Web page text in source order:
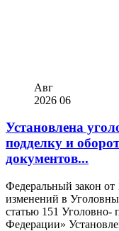
Авг
2026 06
Установлена
подделку и
документов...
Федеральный закон
изменений в
статью 151 Уголовно-
Федерации»